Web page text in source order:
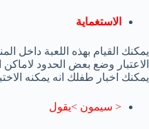
الاستغماية
يمكنك القيام بهذه اللعبة داخل
الاعتبار وضع بعض الحدود لاماكن
يمكنك اخبار طفلك انه يمكنه
< سيمون >يقول